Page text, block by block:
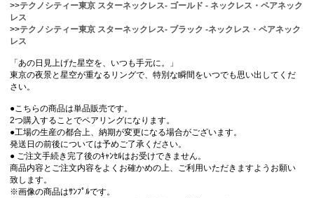
>>テクノシティー東京 スターネックレス- ゴールド - ネックレス・ペアネック
レス
>>テクノシティー東京 スターネックレス- ブラック -ネックレス・ペアネック
レス
「あの日見上げた星空を、いつも手元に。」
東京の夜景と星空が重なるリングで、特別な瞬間をいつでも思い出してくだ
さい。
●こちらの商品は単品販売です。
2つ購入することでペアリングになります。
●工場の生産の都合上、納期が変更になる場合がございます。
発送日の前後については予めご了承ください。
● ご注文手続き完了後のｷｬﾝｾﾙはお受けできません。
商品内容とご注文内容をよくお確かめの上、ご利用いただきますようお願い
致します。
※画像の商品はｻﾝﾌﾟﾙです。